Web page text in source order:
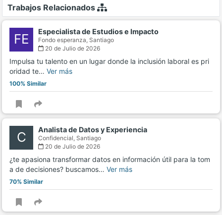
Trabajos Relacionados
FE Especialista de Estudios e Impacto
Fondo esperanza, Santiago
20 de Julio de 2026
Impulsa tu talento en un lugar donde la inclusión laboral es pri
oridad te… Ver más
100% Similar
C Analista de Datos y Experiencia
Confidencial, Santiago
20 de Julio de 2026
¿te apasiona transformar datos en información útil para la tom
a de decisiones? buscamos… Ver más
70% Similar